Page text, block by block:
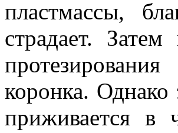
пластмассы,
страдает.
коронка. Однако
приживается в